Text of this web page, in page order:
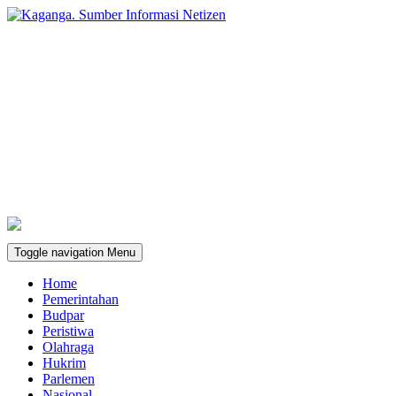
Toggle navigation Menu
Home
Pemerintahan
Budpar
Peristiwa
Olahraga
Hukrim
Parlemen